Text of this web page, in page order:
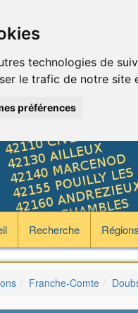
technologies de
le trafic de notre
préférences
Recherche Régions
Franche-Comte